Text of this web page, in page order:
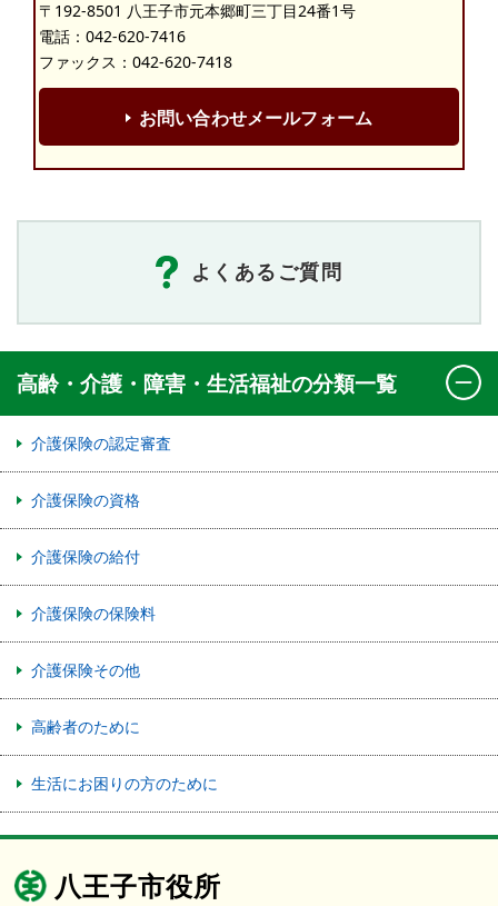
〒192-8501 八王子市元本郷町三丁目24番1号
電話： 042-620-7416
ファックス：042-620-7418
お問い合わせメールフォーム
よくあるご質問
高齢・介護・障害・生活福祉の分類一覧
介護保険の認定審査
介護保険の資格
介護保険の給付
介護保険の保険料
介護保険その他
高齢者のために
生活にお困りの方のために
八王子市役所